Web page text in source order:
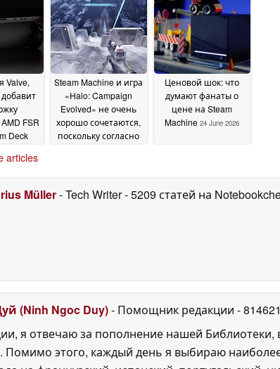
при
проблемой нехватки
памяти28 June 2026
3000 долларов с 64
ГБ оперативной
памяти и SSD-
накопителем
объёмом 4 ТБ27 June
2026
Valve,
FSR
Deck
25 June
Steam Machine и игра
«Halo: Campaign
Evolved» не очень
хорошо сочетаются,
поскольку согласно
Machine относится к
категории «Низкий»
Ценовой шок: что
думают фанаты о
цене на Steam
Machine 24 June 2026
articles
Müller- Tech Writer- 5209 статей на
(Ninh Ngoc Duy)- Помощник редакции -
я отвечаю за пополнение нашей
Помимо этого, каждый день я выбираю